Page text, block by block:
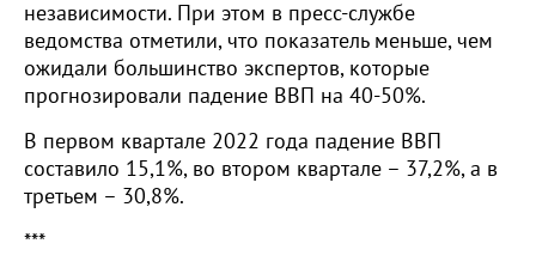
независимости. При этом в пресс-службе
ведомства отметили, что показатель меньше, чем
ожидали большинство экспертов, которые
прогнозировали падение ВВП на 40-50%.
В первом квартале 2022 года падение ВВП
составило 15,1%, во втором квартале – 37,2%, а в
третьем – 30,8%.
***